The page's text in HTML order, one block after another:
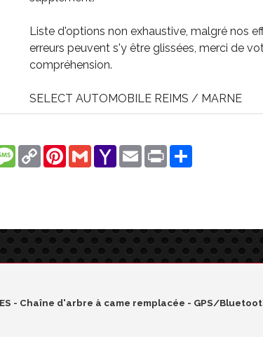
Liste d'options non exhaustive, malgré nos
erreurs peuvent s'y être glissées, merci de
compréhension.
SELECT AUTOMOBILE REIMS / MARNE
Message
Copy
Link
Pinterest
GmailYahoo
Mail
EmailPrint Share
- Chaîne d'arbre à came remplacée - GPS/